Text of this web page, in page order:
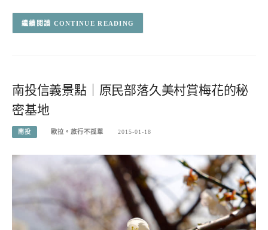
CONTINUE READING
南投信義景點｜原民部落久美村賞梅花的秘
密基地
南投 歐拉。旅行不孤單 2015-01-18